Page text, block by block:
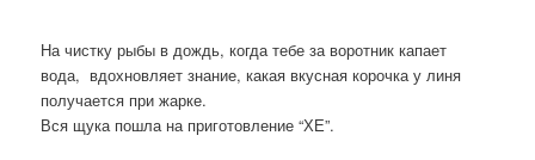
На чистку рыбы в дождь, когда тебе за воротник капает
вода, вдохновляет знание, какая вкусная корочка у линя
получается при жарке.
Вся щука пошла на приготовление “ХЕ”.